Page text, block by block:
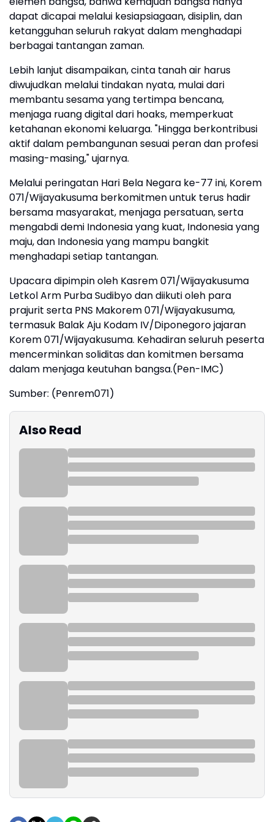
dapat dicapai melalui kesiapsiagaan, disiplin, dan
ketangguhan seluruh rakyat dalam menghadapi
berbagai tantangan zaman.
‎Lebih lanjut disampaikan, cinta tanah air harus
diwujudkan melalui tindakan nyata, mulai dari
membantu sesama yang tertimpa bencana,
menjaga ruang digital dari hoaks, memperkuat
ketahanan ekonomi keluarga. "Hingga berkontribusi
aktif dalam pembangunan sesuai peran dan profesi
masing-masing," ujarnya.
‎Melalui peringatan Hari Bela Negara ke-77 ini, Korem
071/Wijayakusuma berkomitmen untuk terus hadir
bersama masyarakat, menjaga persatuan, serta
mengabdi demi Indonesia yang kuat, Indonesia yang
maju, dan Indonesia yang mampu bangkit
menghadapi setiap tantangan.
‎Upacara dipimpin oleh Kasrem 071/Wijayakusuma
Letkol Arm Purba Sudibyo dan diikuti oleh para
prajurit serta PNS Makorem 071/Wijayakusuma,
termasuk Balak Aju Kodam IV/Diponegoro jajaran
Korem 071/Wijayakusuma. Kehadiran seluruh peserta
mencerminkan soliditas dan komitmen bersama
dalam menjaga keutuhan bangsa.(Pen-IMC)
Sumber: (Penrem071)
Also Read